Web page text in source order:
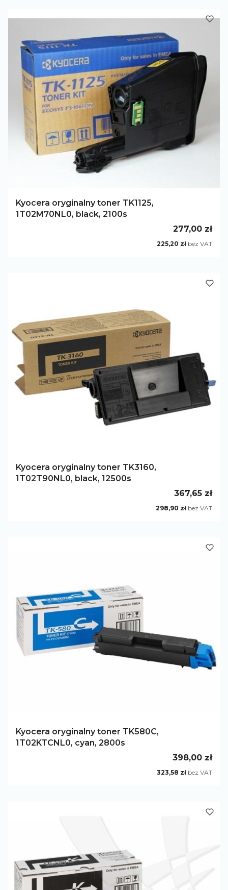
Kyocera oryginalny toner TK1125,
1T02M70NL0, black, 2100s
Cena
277,00 zł
Cena
225,20 zł bez VAT
Kyocera oryginalny toner TK3160,
1T02T90NL0, black, 12500s
Cena
367,65 zł
Cena
298,90 zł bez VAT
Kyocera oryginalny toner TK580C,
1T02KTCNL0, cyan, 2800s
Cena
398,00 zł
Cena
323,58 zł bez VAT